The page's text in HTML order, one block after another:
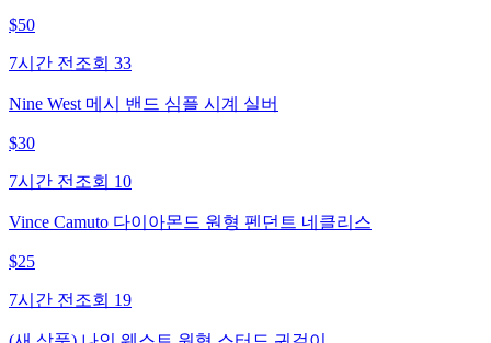
$50
7시간 전 조회 33
Nine West 메시 밴드 심플 시계 실버
$30
7시간 전 조회 10
Vince Camuto 다이아몬드 원형 펜던트 네클리스
$25
7시간 전 조회 19